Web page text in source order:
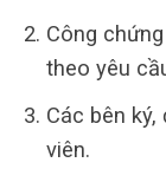
Công
theo yêu
Các bên
viên.